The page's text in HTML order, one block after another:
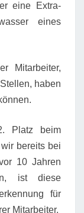
eine Extra-
eines
Mitarbeiter,
haben
Platz beim
bereits bei
10 Jahren
ist diese
für
Mitarbeiter.